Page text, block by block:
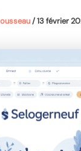
/13 février